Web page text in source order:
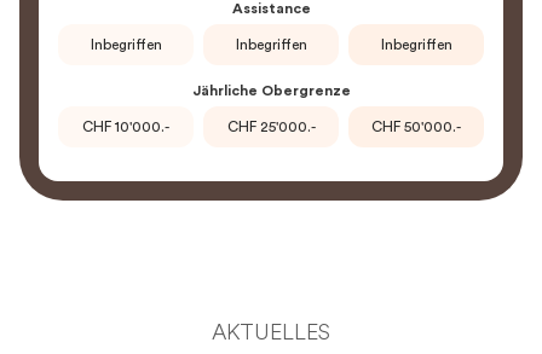
Assistance
Inbegriffen Inbegriffen Inbegriffen
Jährliche Obergrenze
CHF 10'000.- CHF 25'000.- CHF 50'000.-
AKTUELLES